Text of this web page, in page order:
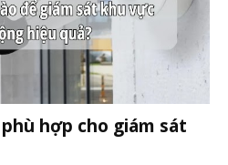
hợp cho giám sát